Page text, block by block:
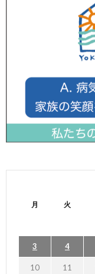
月 火
3 4
10 11